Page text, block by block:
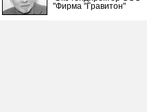
"Фирма "Гравитон"